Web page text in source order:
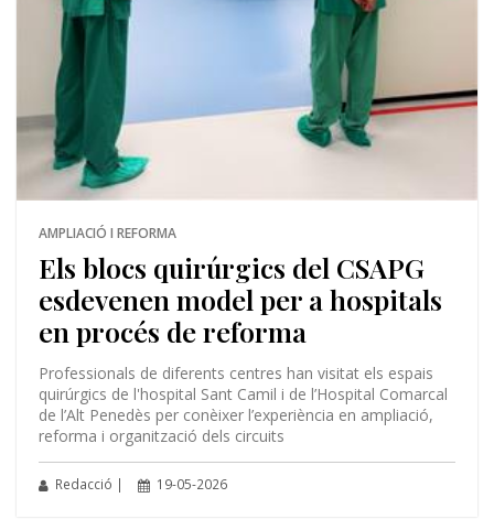
AMPLIACIÓ I REFORMA
Els blocs quirúrgics del CSAPG
esdevenen model per a hospitals
en procés de reforma
Professionals de diferents centres han visitat els espais
quirúrgics de l'hospital Sant Camil i de l’Hospital Comarcal
de l’Alt Penedès per conèixer l’experiència en ampliació,
reforma i organització dels circuits
Redacció | 19-05-2026